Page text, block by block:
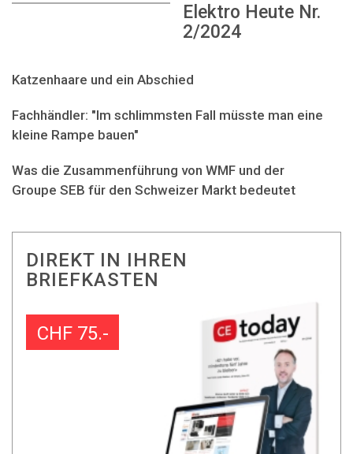
Elektro Heute Nr.
2/2024
Katzenhaare und ein Abschied
Fachhändler: "Im schlimmsten Fall müsste man eine
kleine Rampe bauen"
Was die Zusammenführung von WMF und der
Groupe SEB für den Schweizer Markt bedeutet
DIREKT IN IHREN
BRIEFKASTEN
CHF 75.-